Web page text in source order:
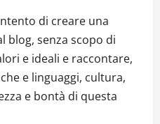
di creare una
blog, senza scopo di
e ideali e raccontare,
e linguaggi, cultura,
e bontà di questa